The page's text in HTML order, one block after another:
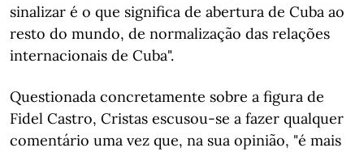
sinalizar é o que significa de abertura de Cuba ao
resto do mundo, de normalização das relações
internacionais de Cuba".
Questionada concretamente sobre a figura de
Fidel Castro, Cristas escusou-se a fazer qualquer
comentário uma vez que, na sua opinião, "é mais